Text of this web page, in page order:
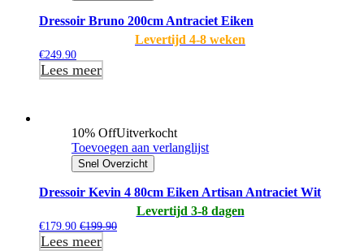
Dressoir Bruno 200cm Antraciet Eiken
Levertijd 4-8 weken
€249.90
Lees meer
10% OffUitverkocht
Toevoegen aan verlanglijst
Snel Overzicht
Dressoir Kevin 4 80cm Eiken Artisan Antraciet Wit
Levertijd 3-8 dagen
€179.90 €199.90
Lees meer